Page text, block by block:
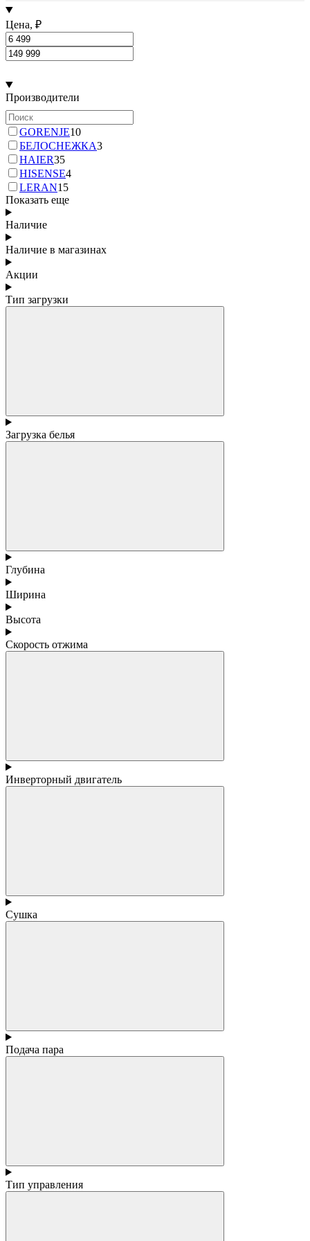
Цена, ₽
Производители
GORENJE10
БЕЛОСНЕЖКА3
HAIER35
HISENSE4
LERAN15
Показать еще
Наличие
Наличие в магазинах
Акции
Тип загрузки
Загрузка белья
Глубина
Ширина
Высота
Скорость отжима
Инверторный двигатель
Сушка
Подача пара
Тип управления